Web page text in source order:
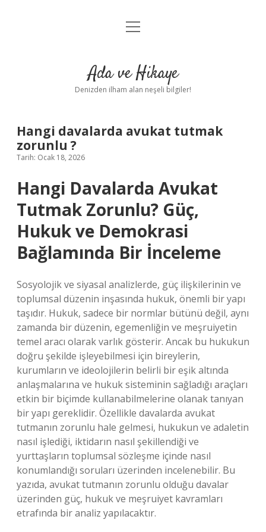
Anasayfa
Yasal Uyarı
menüyü
Ada ve Hikaye
Denizden ilham alan neşeli bilgiler!
Hangi davalarda avukat tutmak
zorunlu ?
Tarih: Ocak 18, 2026
Hangi Davalarda Avukat
Tutmak Zorunlu? Güç,
Hukuk ve Demokrasi
Bağlamında Bir İnceleme
Sosyolojik ve siyasal analizlerde, güç ilişkilerinin ve
toplumsal düzenin inşasında hukuk, önemli bir yapı
taşıdır. Hukuk, sadece bir normlar bütünü değil, aynı
zamanda bir düzenin, egemenliğin ve meşruiyetin
temel aracı olarak varlık gösterir. Ancak bu hukukun
doğru şekilde işleyebilmesi için bireylerin,
kurumların ve ideolojilerin belirli bir eşik altında
anlaşmalarına ve hukuk sisteminin sağladığı araçları
etkin bir biçimde kullanabilmelerine olanak tanıyan
bir yapı gereklidir. Özellikle davalarda avukat
tutmanın zorunlu hale gelmesi, hukukun ve adaletin
nasıl işlediği, iktidarın nasıl şekillendiği ve
yurttaşların toplumsal sözleşme içinde nasıl
konumlandığı soruları üzerinden incelenebilir. Bu
yazıda, avukat tutmanın zorunlu olduğu davalar
üzerinden güç, hukuk ve meşruiyet kavramları
etrafında bir analiz yapılacaktır.